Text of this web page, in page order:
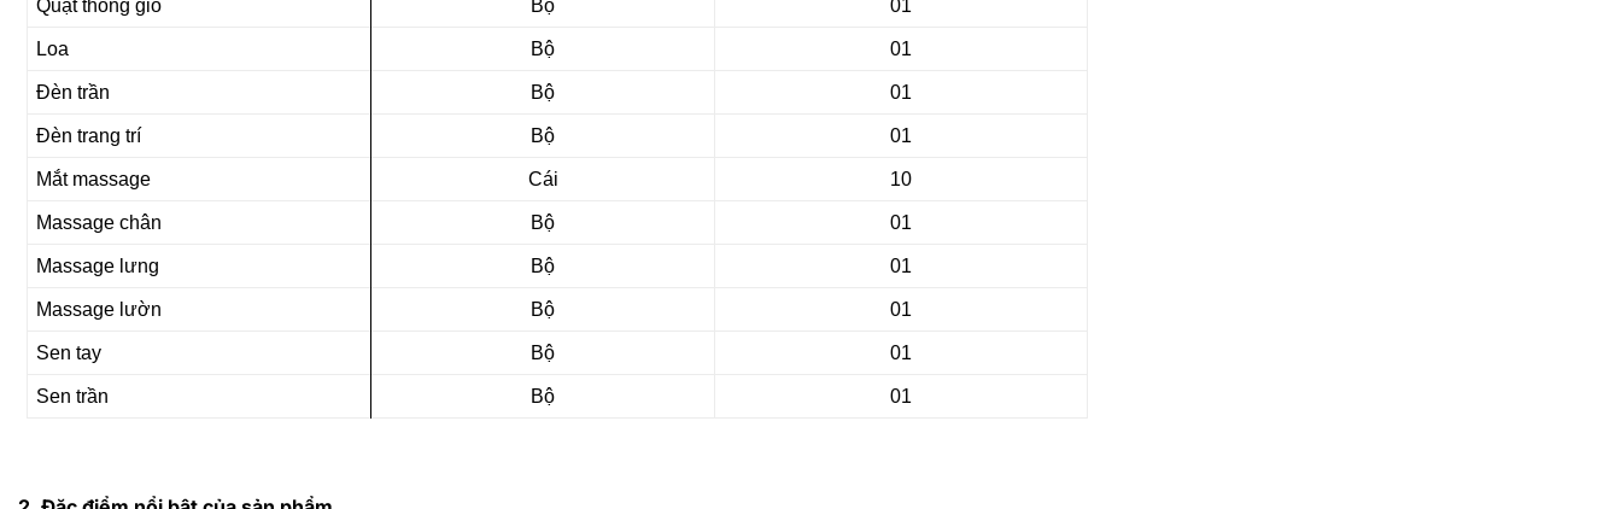
Quạt thông gió Bộ 01
Loa Bộ 01
Đèn trần Bộ 01
Đèn trang trí Bộ 01
Mắt massage Cái 10
Massage chân Bộ 01
Massage lưng Bộ 01
Massage lườn Bộ 01
Sen tay Bộ 01
Sen trần Bộ 01